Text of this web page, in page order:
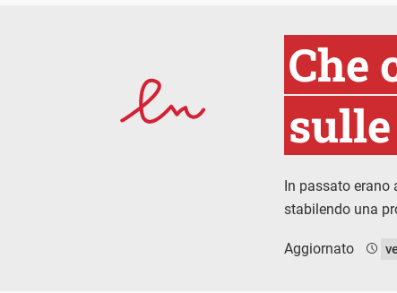
Che
In passato erano
stabilendo una
Aggiornato